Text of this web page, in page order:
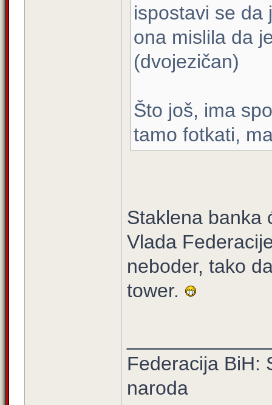
ispostavi se da
ona mislila da
(dvojezičan)
Što još, ima
tamo fotkati,
Staklena banka
Vlada
neboder, tako
tower.
Federacija BiH:
naroda